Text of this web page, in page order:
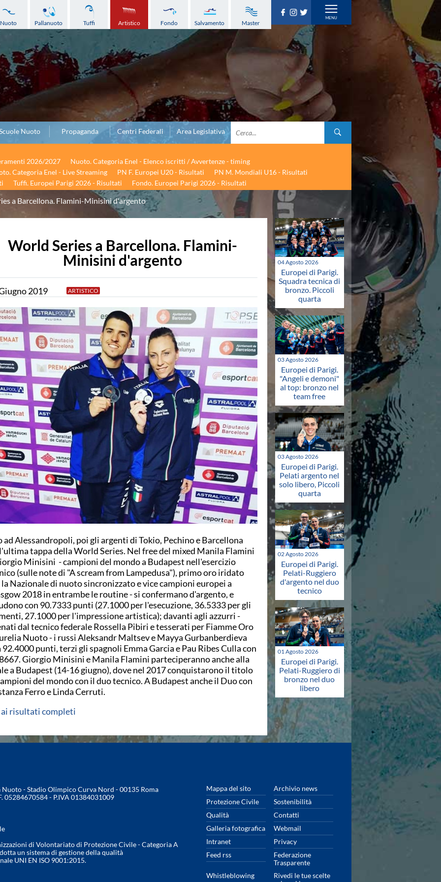
Nuoto Pallanuoto Tuffi Artistico Fondo Salvamento Master
Nuoto Propaganda Centri Federali Area Legislativa
2026/2027
Nuoto. Categoria Enel - Elenco iscritti / Avvertenze - timing
Categoria Enel - Live Streaming PN F. Europei U20 - Risultati
PN M. Mondiali U16 - Risultati
Tuffi. Europei Parigi 2026 - Risultati Fondo. Europei Parigi 2026 - Risultati
a Barcellona. Flamini-Minisini d'argento
World Series a Barcellona. Flamini-
Minisini d'argento
2019 ARTISTICO
ad Alessandropoli, poi gli argenti di Tokio, Pechino e Barcellona
tappa della World Series. Nel free del mixed Manila Flamini
Minisini - campioni del mondo a Budapest nell'esercizio
(sulle note di "A scream from Lampedusa"), primo oro iridato
la Nazionale di nuoto sincronizzato e vice campioni europei a
2018 in entrambe le routine - si confermano d'argento, e
con 90.7333 punti (27.1000 per l'esecuzione, 36.5333 per gli
27.1000 per l'impressione artistica); davanti agli azzurri -
dal tecnico federale Rossella Pibiri e tesserati per Fiamme Oro
Nuoto - i russi Aleksandr Maltsev e Mayya Gurbanberdieva
92.4000 punti, terzi gli spagnoli Emma Garcia e Pau Ribes Culla con
Giorgio Minisini e Manila Flamini parteciperanno anche alla
a Budapest (14-16 giugno), dove nel 2017 conquistarono il titolo
del mondo con il duo tecnico. A Budapest anche il Duo con
Ferro e Linda Cerruti.
ai risultati completi
04 Agosto 2026
Europei di Parigi.
Squadra tecnica di
bronzo. Piccoli
quarta
03 Agosto 2026
Europei di Parigi.
"Angeli e demoni"
al top: bronzo nel
team free
03 Agosto 2026
Europei di Parigi.
Pelati argento nel
solo libero, Piccoli
quarta
02 Agosto 2026
Europei di Parigi.
Pelati-Ruggiero
d'argento nel duo
tecnico
01 Agosto 2026
Europei di Parigi.
Pelati-Ruggiero di
bronzo nel duo
libero
- Stadio Olimpico Curva Nord - 00135 Roma
05284670584 - P.IVA 01384031009
di Volontariato di Protezione Civile - Categoria A
un sistema di gestione della qualità
UNI EN ISO 9001:2015.
Mappa del sito
Archivio news
Protezione Civile
Sostenibilità
Qualità
Contatti
Galleria fotografica
Webmail
Intranet
Privacy
Feed rss
Federazione
Trasparente
Whistleblowing
Rivedi le tue scelte